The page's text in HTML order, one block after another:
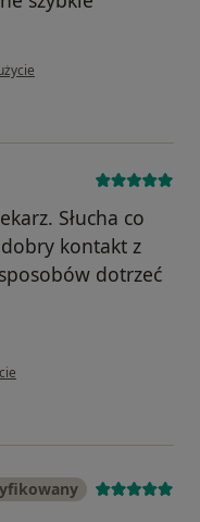
Arkadiusz Dopart
Słucha co
kontakt z
dotrzeć
Tomasz K.